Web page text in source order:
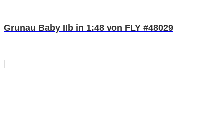
Grunau Baby IIb in 1:48 von FLY #48029